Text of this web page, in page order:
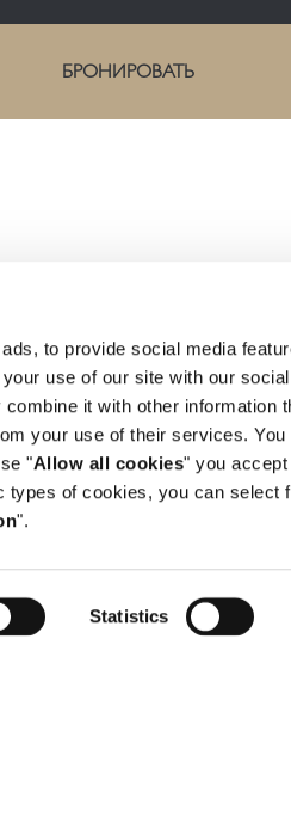
to provide social media
use of our site with our
it with other information
your use of their services.
"Allow all cookies" you
of cookies, you can select
".
Statistics
БРОНИРОВАТЬ
Rhodes, GR-851 00 Greece
Тел: +30 22410 45700
info@elysium.gr